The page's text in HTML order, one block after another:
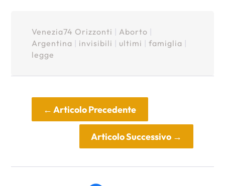
Venezia74 Orizzonti Aborto
Argentina
invisibili ultimi famiglia
legge
←Articolo Precedente
Articolo Successivo→